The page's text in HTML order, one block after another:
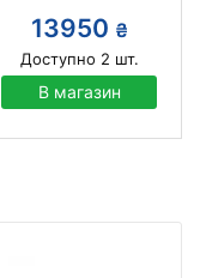
13950 ₴
Доступно 2 шт.
В магазин